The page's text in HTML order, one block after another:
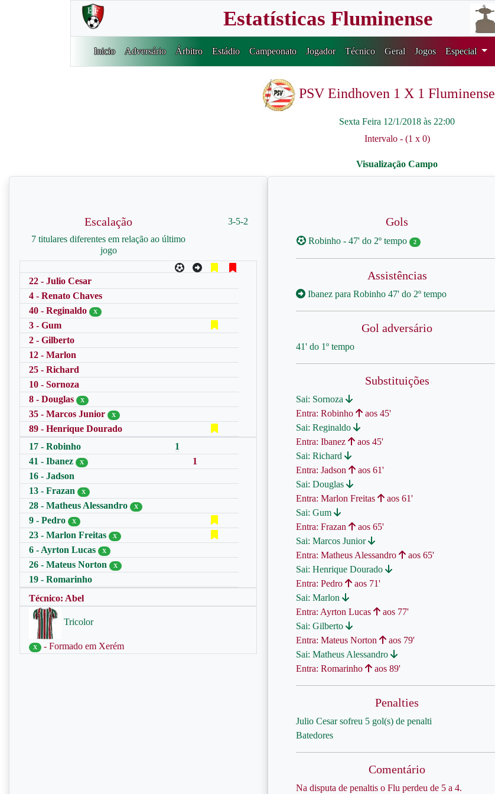
Estatísticas Fluminense
Inicio Adversário Árbitro Estádio Campeonato Jogador Técnico Geral Jogos Especial
PSV Eindhoven 1 X 1 Fluminense
Sexta Feira 12/1/2018 às 22:00
Intervalo - (1 x 0)
Escalação
7 titulares diferentes em relação ao último
jogo
3-5-2
22 - Julio Cesar
4 - Renato Chaves
40 - Reginaldo
X
3 - Gum
2 - Gilberto
12 - Marlon
25 - Richard
10 - Sornoza
8 - Douglas
X
35 - Marcos Junior X
89 - Henrique Dourado
17 - Robinho
1
41 - Ibanez
X
1
16 - Jadson
13 - Frazan
X
28 - Matheus Alessandro X
9 - Pedro X
23 - Marlon Freitas X
6 - Ayrton Lucas X
26 - Mateus Norton X
19 - Romarinho
Técnico: Abel
Tricolor
X - Formado em Xerém
Gols
Robinho - 47' do 2º tempo 2
Assistências
Ibanez para Robinho 47' do 2º tempo
Gol adversário
41' do 1º tempo
Substituições
Sai: Sornoza
Entra: Robinho
aos 45'
Sai: Reginaldo
Entra: Ibanez
aos 45'
Sai: Richard
Entra: Jadson
aos 61'
Sai: Douglas
Entra: Marlon Freitas
aos 61'
Sai: Gum
Entra: Frazan
aos 65'
Sai: Marcos Junior
Entra: Matheus Alessandro
aos 65'
Sai: Henrique Dourado
Entra: Pedro
aos 71'
Sai: Marlon
Entra: Ayrton Lucas
aos 77'
Sai: Gilberto
Entra: Mateus Norton
aos 79'
Sai: Matheus Alessandro
Entra: Romarinho
aos 89'
Penalties
Julio Cesar sofreu 5 gol(s) de penalti
Batedores
Comentário
Na disputa de penaltis o Flu perdeu de 5 a 4.